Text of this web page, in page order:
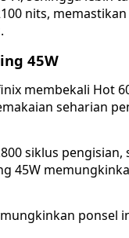
nits,
45W
membekali Hot
seharian
siklus
45W
ponsel